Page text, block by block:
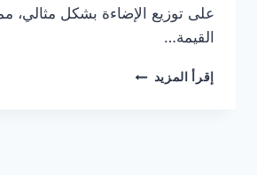
على توزيع الإضاءة بشكل مثالي،
القيمة…
إقرأ المزيد تركيب